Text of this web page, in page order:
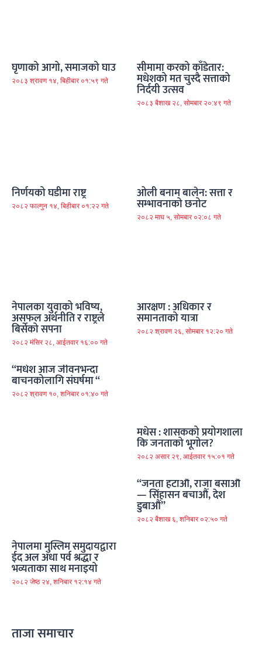
घृणाको आगो, समाजको घाउ
२०८३ श्रावण १४, बिहीबार ०१:५९ गते
सीमामा करको काँडेतार:
मधेशको मत चुस्दै सत्ताको
निर्दयी उत्सव
२०८३ बैशाख २८, सोमबार २०:४९ गते
निर्णयको घडीमा राष्ट्र
२०८२ फाल्गुन १४, बिहीबार ०१:२२ गते
ओली बनाम बालेन: सत्ता र
सम्भावनाको छनोट
२०८२ माघ ५, सोमबार ०२:०८ गते
नेपालका युवाको भविष्य,
असफल अर्थनीति र राष्ट्रले
बिर्सेको सपना
२०८२ मंसिर २८, आईतवार १६:०० गते
आरक्षण : अधिकार र
समानताको यात्रा
२०८२ श्रावण २६, सोमबार १२:२० गते
“मधेश आज जीवनभन्दा
बाचनकोलागि संघर्षमा “
२०८२ श्रावण १०, शनिबार ०१:४० गते
मधेस : शासकको प्रयोगशाला
कि जनताको भूगोल?
२०८२ असार २९, आईतवार १५:०१ गते
नेपालमा मुस्लिम समुदायद्वारा
ईद अल अधा पर्व श्रद्धा र
भव्यताका साथ मनाइयो
२०८२ जेष्ठ २४, शनिबार १२:१४ गते
“जनता हटाऔं, राजा बसाऔं
— सिंहासन बचाऔं, देश
डुबाऔं”
२०८२ बैशाख ६, शनिबार ०२:५० गते
ताजा समाचार